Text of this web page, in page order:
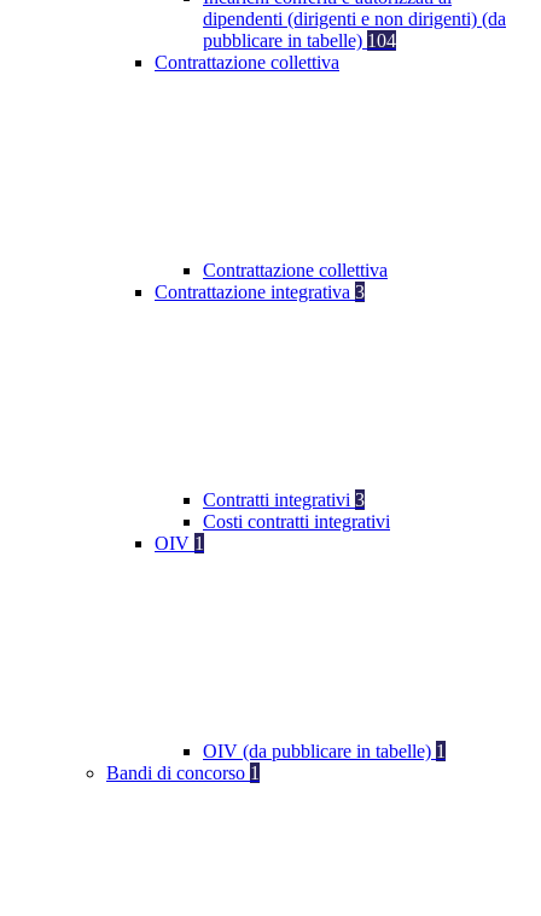
dipendenti (dirigenti e non dirigenti) (da
pubblicare in tabelle) 104
Contrattazione collettiva
Contrattazione collettiva
Contrattazione integrativa 3
Contratti integrativi 3
Costi contratti integrativi
OIV 1
OIV (da pubblicare in tabelle) 1
Bandi di concorso 1